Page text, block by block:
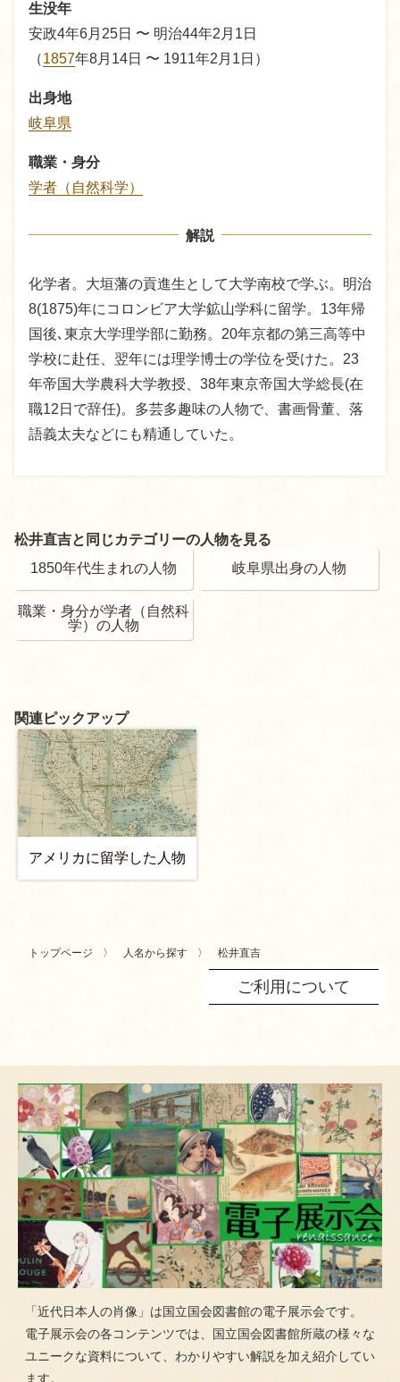
生没年
安政4年6月25日 〜 明治44年2月1日
（1857年8月14日 〜 1911年2月1日）
出身地
岐阜県
職業・身分
学者（自然科学）
解説
化学者。大垣藩の貢進生として大学南校で学ぶ。明治
8(1875)年にコロンビア大学鉱山学科に留学。13年帰
国後､東京大学理学部に勤務。20年京都の第三高等中
学校に赴任、翌年には理学博士の学位を受けた。23
年帝国大学農科大学教授、38年東京帝国大学総長(在
職12日で辞任)。多芸多趣味の人物で、書画骨董、落
語義太夫などにも精通していた。
松井直吉と同じカテゴリーの人物を見る
1850年代生まれの人物
岐阜県出身の人物
職業・身分が学者（自然科
学）の人物
関連ピックアップ
アメリカに留学した人物
トップページ 人名から探す 松井直吉
ご利用について
「近代日本人の肖像」は国立国会図書館の電子展示会です。
電子展示会の各コンテンツでは、国立国会図書館所蔵の様々な
ユニークな資料について、わかりやすい解説を加え紹介してい
ます。